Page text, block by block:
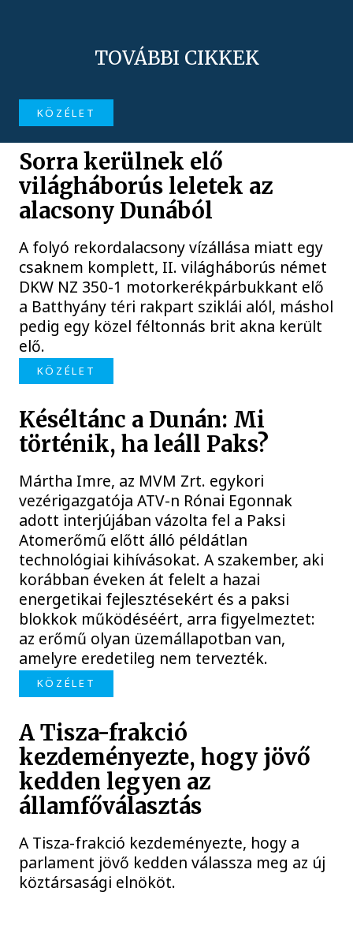
TOVÁBBI CIKKEK
KÖZÉLET
Sorra kerülnek elő
világháborús leletek az
alacsony Dunából
A folyó rekordalacsony vízállása miatt egy
csaknem komplett, II. világháborús német
DKW NZ 350-1 motorkerékpárbukkant elő
a Batthyány téri rakpart sziklái alól, máshol
pedig egy közel féltonnás brit akna került
elő.
KÖZÉLET
Késéltánc a Dunán: Mi
történik, ha leáll Paks?
Mártha Imre, az MVM Zrt. egykori
vezérigazgatója ATV-n Rónai Egonnak
adott interjújában vázolta fel a Paksi
Atomerőmű előtt álló példátlan
technológiai kihívásokat. A szakember, aki
korábban éveken át felelt a hazai
energetikai fejlesztésekért és a paksi
blokkok működéséért, arra figyelmeztet:
az erőmű olyan üzemállapotban van,
amelyre eredetileg nem tervezték.
KÖZÉLET
A Tisza-frakció
kezdeményezte, hogy jövő
kedden legyen az
államfőválasztás
A Tisza-frakció kezdeményezte, hogy a
parlament jövő kedden válassza meg az új
köztársasági elnököt.